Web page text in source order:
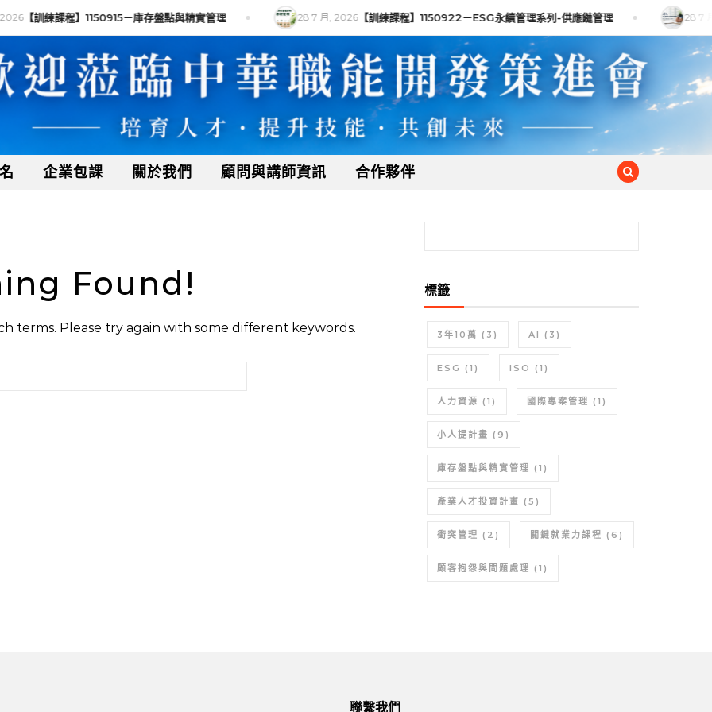
【訓練課程】1150915－庫存盤點與精實管理 28 7 月, 2026【訓練課程】1150922－ESG永續管理系列-供應鏈管理 28 7
企業包課 關於我們 顧問與講師資訊 合作夥伴
Found!
terms. Please try again with some different keywords.
標籤
3年10萬 (3) AI (3)
ESG (1) ISO (1)
人力資源 (1) 國際專案管理 (1)
小人提計畫 (9)
庫存盤點與精實管理 (1)
產業人才投資計畫 (5)
衝突管理 (2) 關鍵就業力課程 (6)
顧客抱怨與問題處理 (1)
聯繫我們